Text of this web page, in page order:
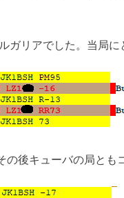
ガリアでした。当局に
後キューバの局とも